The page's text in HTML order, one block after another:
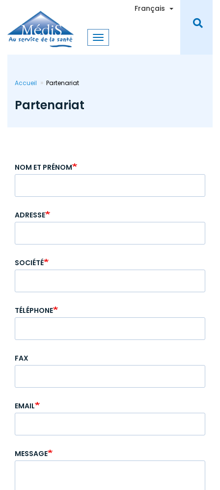
contenu
principal
Français Toggle
Accueil Partenariat
Partenariat
NOM ET PRÉNOM
ADRESSE
SOCIÉTÉ
TÉLÉPHONE
FAX
EMAIL
MESSAGE